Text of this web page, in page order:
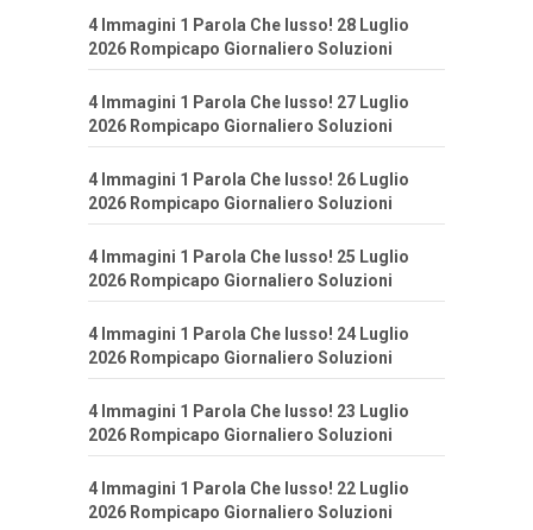
4 Immagini 1 Parola Che lusso! 28 Luglio
2026 Rompicapo Giornaliero Soluzioni
4 Immagini 1 Parola Che lusso! 27 Luglio
2026 Rompicapo Giornaliero Soluzioni
4 Immagini 1 Parola Che lusso! 26 Luglio
2026 Rompicapo Giornaliero Soluzioni
4 Immagini 1 Parola Che lusso! 25 Luglio
2026 Rompicapo Giornaliero Soluzioni
4 Immagini 1 Parola Che lusso! 24 Luglio
2026 Rompicapo Giornaliero Soluzioni
4 Immagini 1 Parola Che lusso! 23 Luglio
2026 Rompicapo Giornaliero Soluzioni
4 Immagini 1 Parola Che lusso! 22 Luglio
2026 Rompicapo Giornaliero Soluzioni